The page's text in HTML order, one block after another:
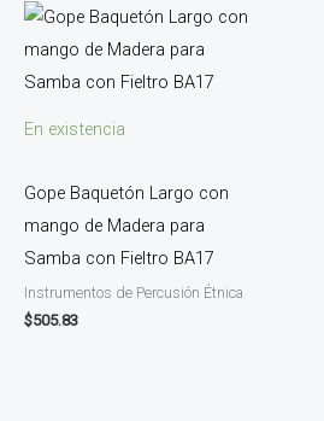
En existencia
Gope Baquetón Largo con
mango de Madera para
Samba con Fieltro BA17
Instrumentos de Percusión Étnica
$505.83